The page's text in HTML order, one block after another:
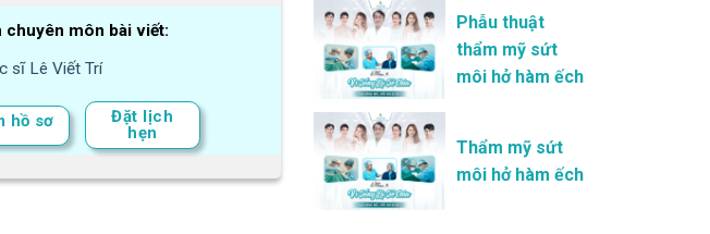
chuyên môn bài viết:
sĩ Lê Viết Trí
hồ sơ
Đặt lịch
hẹn
Phẫu thuật
thẩm mỹ sứt
môi hở hàm ếch
Thẩm mỹ sứt
môi hở hàm ếch